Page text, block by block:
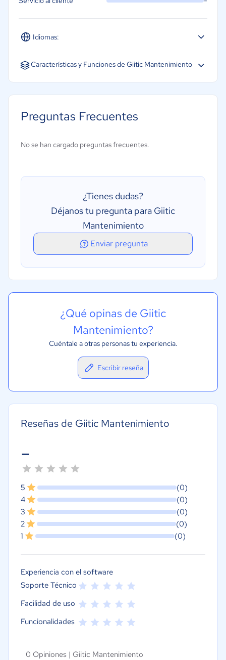
Idiomas:
Español Inglés
Características y Funciones de Giitic Mantenimiento
Preguntas Frecuentes
No se han cargado preguntas frecuentes.
¿Tienes dudas?
Déjanos tu pregunta para Giitic
Mantenimiento
Enviar pregunta
¿Qué opinas de Giitic
Mantenimiento?
Cuéntale a otras personas tu experiencia.
Escribir reseña
Reseñas de Giitic Mantenimiento
-
5
(0)
4
(0)
3
(0)
2
(0)
1
(0)
Experiencia con el software
Soporte Técnico
Facilidad de uso
Funcionalidades
0 Opiniones | Giitic Mantenimiento